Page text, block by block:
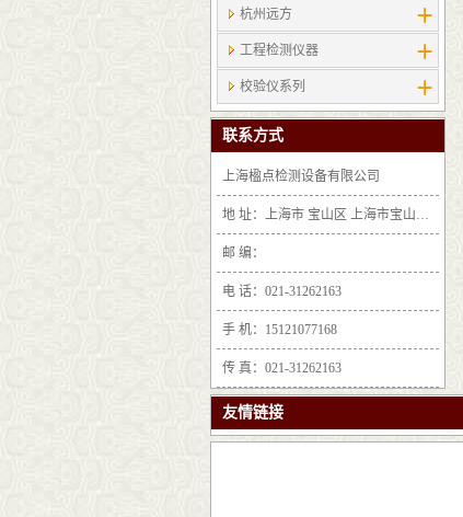
杭州远方
工程检测仪器
校验仪系列
联系方式
上海楹点检测设备有限公司
地 址：上海市 宝山区 上海市宝山区沪太路6397号1-2层F25区1011室
邮 编：
电 话：021-31262163
手 机：15121077168
传 真：021-31262163
友情链接